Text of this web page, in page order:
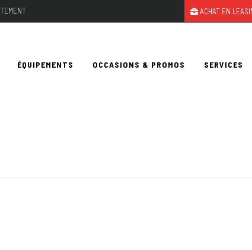
ACHAT EN
ÉQUIPEMENTS OCCASIONS & PROMOS SERVICES